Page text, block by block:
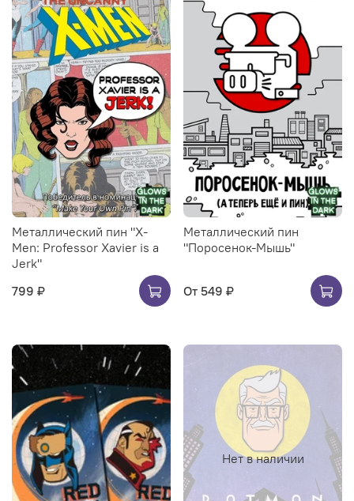
Металлический пин "X-
Men: Professor Xavier is a
Jerk"
799 ₽
Металлический пин
"Поросенок-Мышь"
От 549 ₽
Нет в наличии